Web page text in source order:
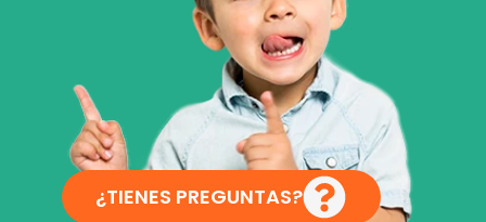
¿TIENES PREGUNTAS?